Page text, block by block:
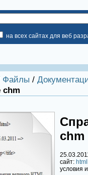
на всех сайтах для веб
Файлы /
chm
chm
сайт:
условия